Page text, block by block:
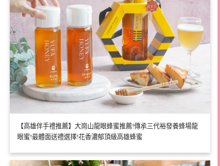
【高雄伴手禮推薦】大崗山龍眼蜂蜜推薦!傳承三代裕發養蜂場龍
眼蜜!最體面送禮選擇!花香濃郁頂級高雄蜂蜜